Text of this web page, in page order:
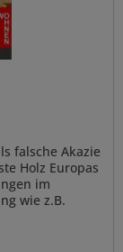
falsche Akazie
Holz Europas
im
wie z.B.